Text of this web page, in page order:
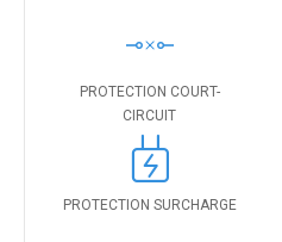
PROTECTION COURT-
CIRCUIT
PROTECTION SURCHARGE